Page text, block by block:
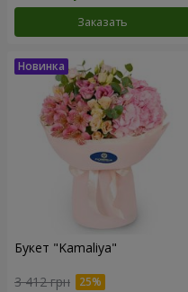
Заказать
Букет "Kamaliya"
3 412 грн